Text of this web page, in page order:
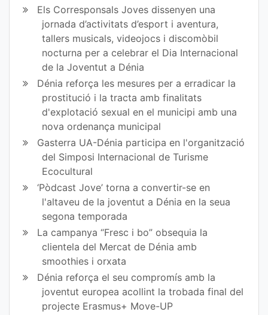
Els Corresponsals Joves dissenyen una
jornada d’activitats d’esport i aventura,
tallers musicals, videojocs i discomòbil
nocturna per a celebrar el Dia Internacional
de la Joventut a Dénia
Dénia reforça les mesures per a erradicar la
prostitució i la tracta amb finalitats
d'explotació sexual en el municipi amb una
nova ordenança municipal
Gasterra UA-Dénia participa en l'organització
del Simposi Internacional de Turisme
Ecocultural
‘Pòdcast Jove’ torna a convertir-se en
l'altaveu de la joventut a Dénia en la seua
segona temporada
La campanya “Fresc i bo” obsequia la
clientela del Mercat de Dénia amb
smoothies i orxata
Dénia reforça el seu compromís amb la
joventut europea acollint la trobada final del
projecte Erasmus+ Move-UP